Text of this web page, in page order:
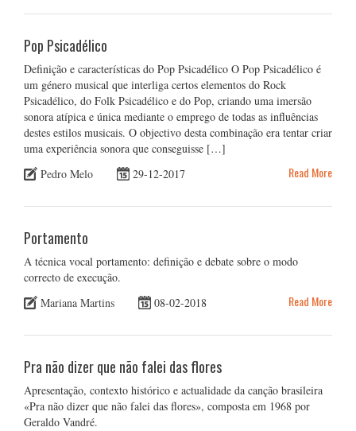
Pop Psicadélico
Definição e características do Pop Psicadélico O Pop Psicadélico é
um género musical que interliga certos elementos do Rock
Psicadélico, do Folk Psicadélico e do Pop, criando uma imersão
sonora atípica e única mediante o emprego de todas as influências
destes estilos musicais. O objectivo desta combinação era tentar criar
uma experiência sonora que conseguisse […]
Pedro Melo
29-12-2017 Read More
Portamento
A técnica vocal portamento: definição e debate sobre o modo
correcto de execução.
Mariana Martins
08-02-2018 Read More
Pra não dizer que não falei das flores
Apresentação, contexto histórico e actualidade da canção brasileira
«Pra não dizer que não falei das flores», composta em 1968 por
Geraldo Vandré.